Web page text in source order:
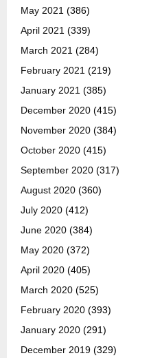
May 2021 (386)
April 2021 (339)
March 2021 (284)
February 2021 (219)
January 2021 (385)
December 2020 (415)
November 2020 (384)
October 2020 (415)
September 2020 (317)
August 2020 (360)
July 2020 (412)
June 2020 (384)
May 2020 (372)
April 2020 (405)
March 2020 (525)
February 2020 (393)
January 2020 (291)
December 2019 (329)